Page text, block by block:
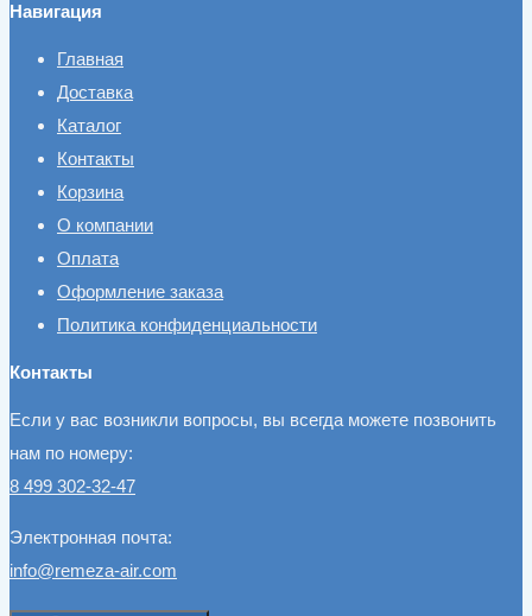
Навигация
Главная
Доставка
Каталог
Контакты
Корзина
О компании
Оплата
Оформление заказа
Политика конфиденциальности
Контакты
Если у вас возникли вопросы, вы всегда можете позвонить
нам по номеру:
8 499 302-32-47
Электронная почта:
info@remeza-air.com